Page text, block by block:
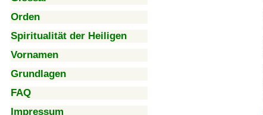
Orden
Spiritualität der Heiligen
Vornamen
Grundlagen
FAQ
Impressum